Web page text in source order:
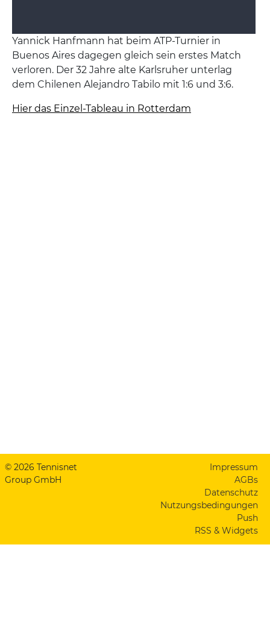
Yannick Hanfmann hat beim ATP-Turnier in
Buenos Aires dagegen gleich sein erstes Match
verloren. Der 32 Jahre alte Karlsruher unterlag
dem Chilenen Alejandro Tabilo mit 1:6 und 3:6.
Hier das Einzel-Tableau in Rotterdam
© 2026 Tennisnet
Group GmbH
Impressum
AGBs
Datenschutz
Nutzungsbedingungen
Push
RSS & Widgets